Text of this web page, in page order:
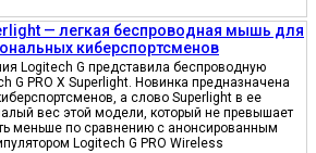
— легкая беспроводная мышь для
киберспортсменов
Logitech G представила беспроводную
G PRO X Superlight. Новинка предназначена
а слово Superlight в ее
вес этой модели, который не превышает
меньше по сравнению с анонсированным
Logitech G PRO Wireless